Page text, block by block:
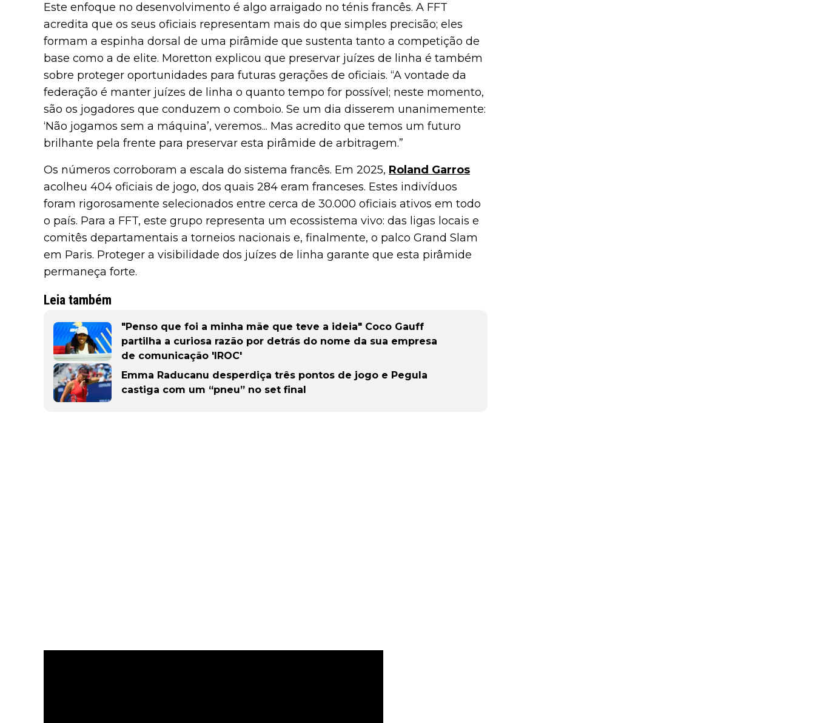
Este enfoque no desenvolvimento é algo arraigado no ténis francês. A FFT
acredita que os seus oficiais representam mais do que simples precisão; eles
formam a espinha dorsal de uma pirâmide que sustenta tanto a competição de
base como a de elite. Moretton explicou que preservar juízes de linha é também
sobre proteger oportunidades para futuras gerações de oficiais. “A vontade da
federação é manter juízes de linha o quanto tempo for possível; neste momento,
são os jogadores que conduzem o comboio. Se um dia disserem unanimemente:
‘Não jogamos sem a máquina’, veremos... Mas acredito que temos um futuro
brilhante pela frente para preservar esta pirâmide de arbitragem.”
Os números corroboram a escala do sistema francês. Em 2025, Roland Garros
acolheu 404 oficiais de jogo, dos quais 284 eram franceses. Estes indivíduos
foram rigorosamente selecionados entre cerca de 30.000 oficiais ativos em todo
o país. Para a FFT, este grupo representa um ecossistema vivo: das ligas locais e
comitês departamentais a torneios nacionais e, finalmente, o palco Grand Slam
em Paris. Proteger a visibilidade dos juízes de linha garante que esta pirâmide
permaneça forte.
Leia também
"Penso que foi a minha mãe que teve a ideia" Coco Gauff
partilha a curiosa razão por detrás do nome da sua empresa
de comunicação 'IROC'
Emma Raducanu desperdiça três pontos de jogo e Pegula
castiga com um “pneu” no set final